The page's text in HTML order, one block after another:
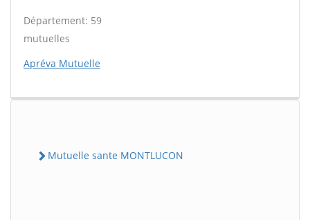
Département: 59
mutuelles
Apréva Mutuelle
Mutuelle sante MONTLUCON